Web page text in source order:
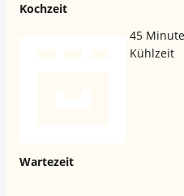
Kochzeit
Wartezeit
45
Kühlzeit